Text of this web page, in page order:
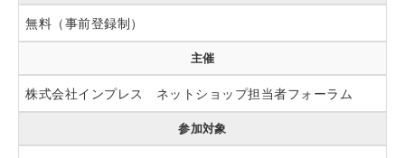
無料（事前登録制）
主催
株式会社インプレス ネットショップ担当者フォーラム
参加対象